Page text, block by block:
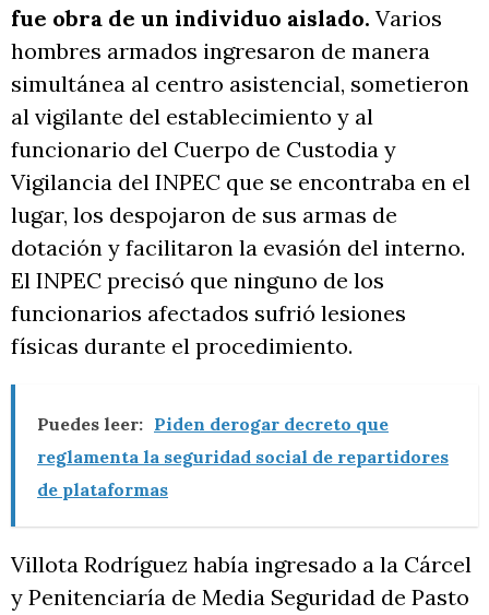
fue obra de un individuo aislado. Varios
hombres armados ingresaron de manera
simultánea al centro asistencial, sometieron
al vigilante del establecimiento y al
funcionario del Cuerpo de Custodia y
Vigilancia del INPEC que se encontraba en el
lugar, los despojaron de sus armas de
dotación y facilitaron la evasión del interno.
El INPEC precisó que ninguno de los
funcionarios afectados sufrió lesiones
físicas durante el procedimiento.
Puedes leer: Piden derogar decreto que
reglamenta la seguridad social de repartidores
de plataformas
Villota Rodríguez había ingresado a la Cárcel
y Penitenciaría de Media Seguridad de Pasto